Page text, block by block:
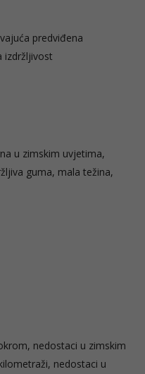
predviđena
izdržljivost
u zimskim uvjetima,
guma, mala težina,
nedostaci u zimskim
nedostaci u